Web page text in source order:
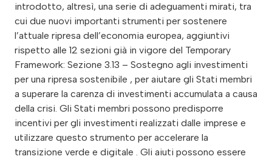
introdotto, altresì, una serie di adeguamenti mirati, tra
cui due nuovi importanti strumenti per sostenere
l’attuale ripresa dell’economia europea, aggiuntivi
rispetto alle 12 sezioni già in vigore del Temporary
Framework: Sezione 3.13 – Sostegno agli investimenti
per una ripresa sostenibile , per aiutare gli Stati membri
a superare la carenza di investimenti accumulata a causa
della crisi. Gli Stati membri possono predisporre
incentivi per gli investimenti realizzati dalle imprese e
utilizzare questo strumento per accelerare la
transizione verde e digitale . Gli aiuti possono essere